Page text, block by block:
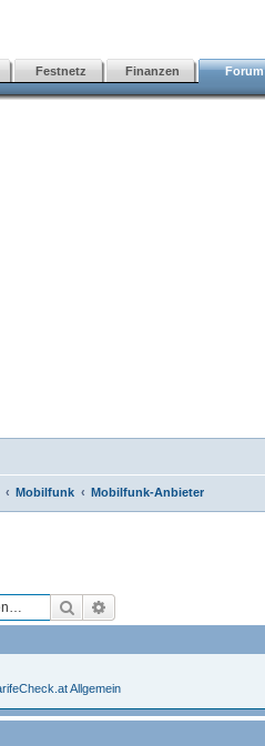
Festnetz Finanzen Forum
Mobilfunk Mobilfunk-Anbieter
Suche
Allgemein